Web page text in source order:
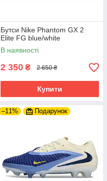
Бутси Nike Phantom GX 2
Elite FG blue/white
В наявності
2 350 ₴ 2 650 ₴
Купити
–11% Подарунок